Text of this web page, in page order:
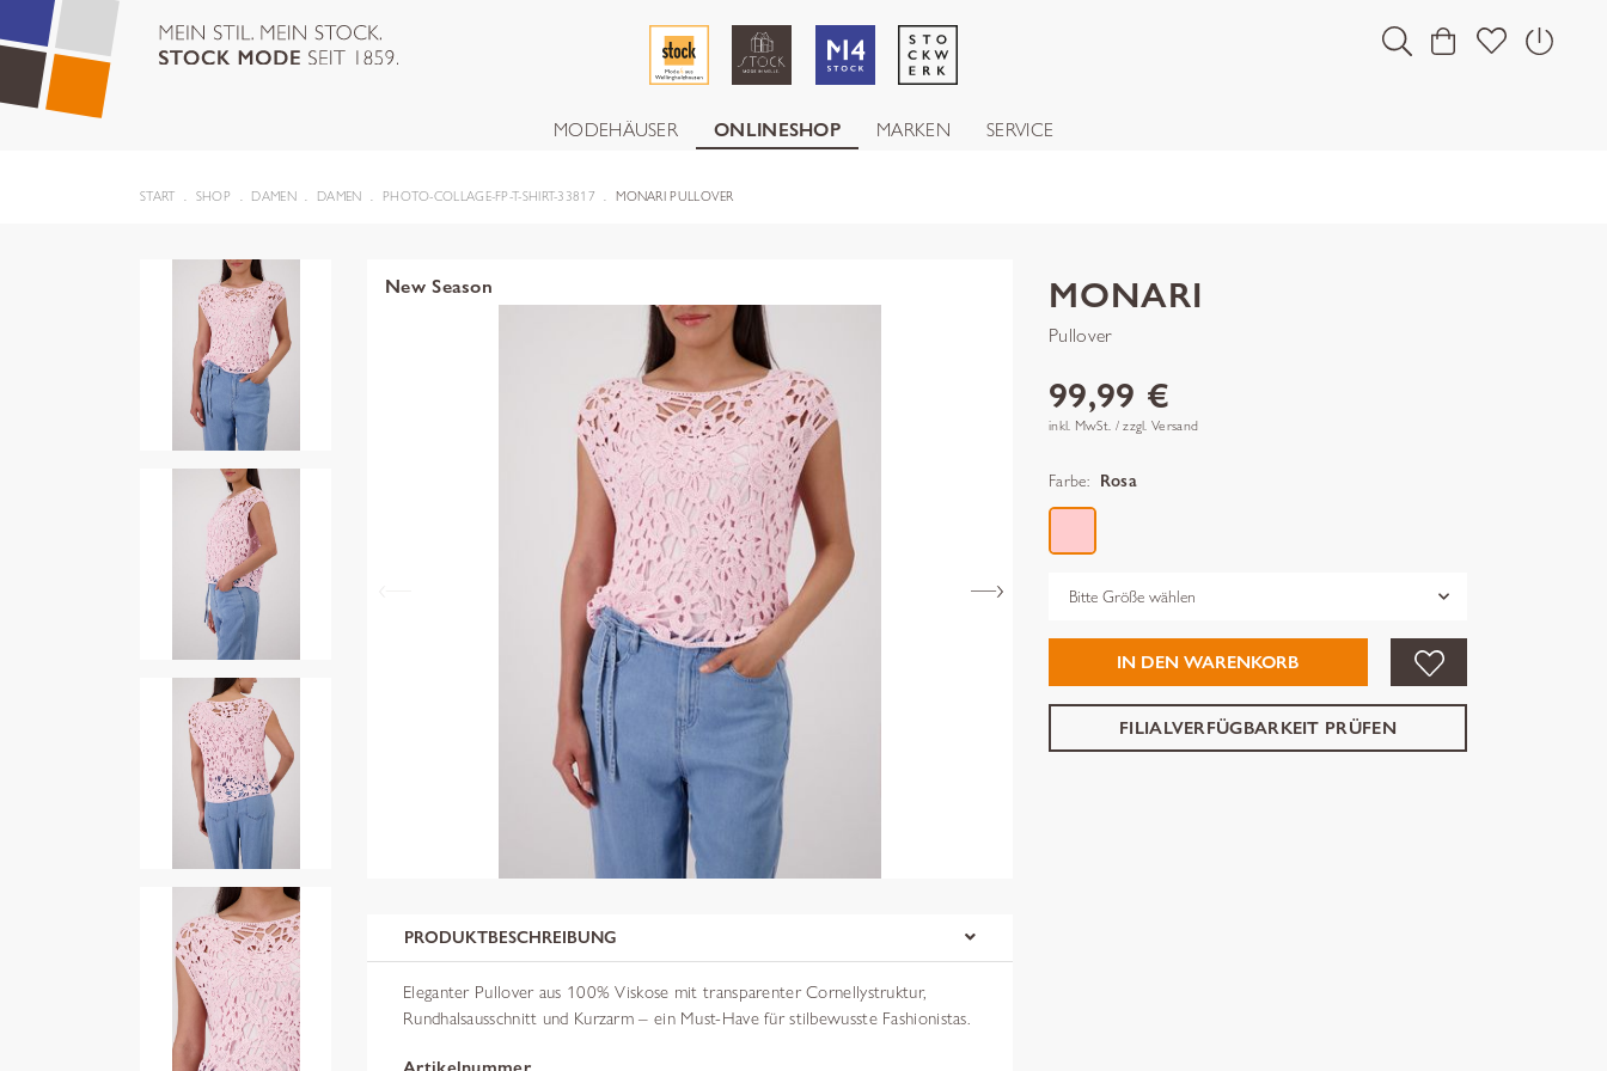
MODEHÄUSER ONLINESHOP MARKEN SERVICE
START SHOP DAMEN DAMEN PHOTO-COLLAGE-FP-T-SHIRT-33817 MONARI PULLOVER
New Season
PRODUKTBESCHREIBUNG
Eleganter Pullover aus 100% Viskose mit transparenter Cornellystruktur,
Rundhalsausschnitt und Kurzarm – ein Must-Have für stilbewusste Fashionistas.
MONARI
Pullover
99,99 €
inkl. MwSt. / zzgl. Versand
Farbe: Rosa
Grösse
IN DEN WARENKORB
FILIALVERFÜGBARKEIT PRÜFEN